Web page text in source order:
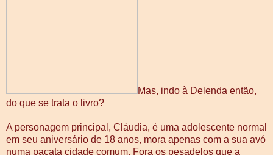
Mas, indo à Delenda então,
do que se trata o livro?
A personagem principal, Cláudia, é uma adolescente normal
em seu aniversário de 18 anos, mora apenas com a sua avó
numa pacata cidade comum. Fora os pesadelos que a